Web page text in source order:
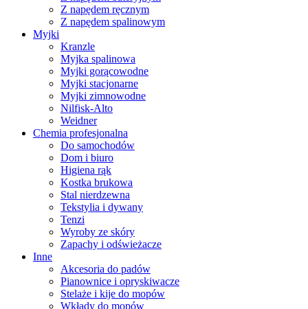
Z napędem ręcznym
Z napędem spalinowym
Myjki
Kranzle
Myjka spalinowa
Myjki gorącowodne
Myjki stacjonarne
Myjki zimnowodne
Nilfisk-Alto
Weidner
Chemia profesjonalna
Do samochodów
Dom i biuro
Higiena rąk
Kostka brukowa
Stal nierdzewna
Tekstylia i dywany
Tenzi
Wyroby ze skóry
Zapachy i odświeżacze
Inne
Akcesoria do padów
Pianownice i opryskiwacze
Stelaże i kije do mopów
Wkłady do mopów